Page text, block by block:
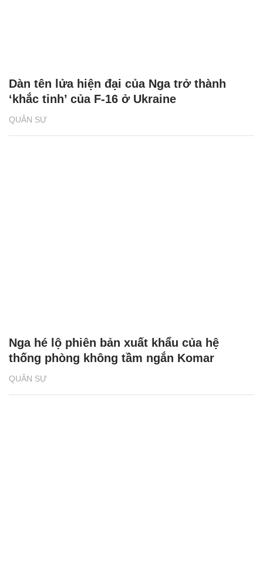
QUÂN SỰ
Dàn tên lửa hiện đại của Nga trở thành
‘khắc tinh’ của F-16 ở Ukraine
QUÂN SỰ
Nga hé lộ phiên bản xuất khẩu của hệ
thống phòng không tầm ngắn Komar